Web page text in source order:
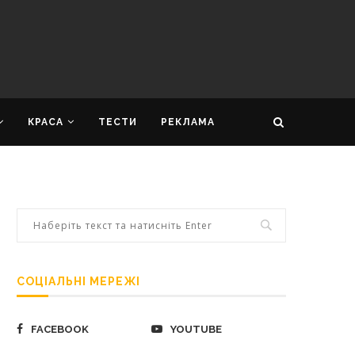
КРАСА ТЕСТИ РЕКЛАМА
СОЦІАЛЬНІ МЕРЕЖІ
FACEBOOK YOUTUBE